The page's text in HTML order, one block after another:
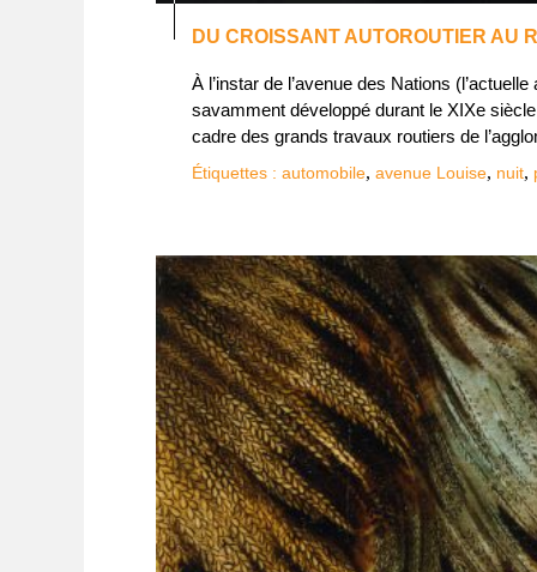
DU CROISSANT AUTOROUTIER AU
À l’instar de l’avenue des Nations
savamment développé durant le XIXe
cadre des grands travaux routiers de
Étiquettes : automobile, avenue Louise, nuit,